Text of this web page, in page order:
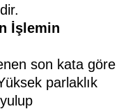
İşlemin
son kata göre
parlaklık